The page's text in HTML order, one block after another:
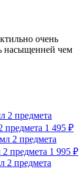
очень
насыщенней чем
предмета 1 495 ₽
предмета 1 995 ₽